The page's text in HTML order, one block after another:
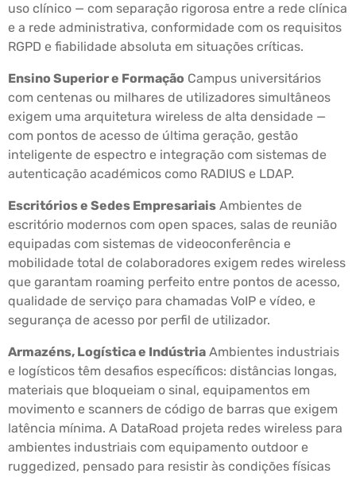
uso clínico — com separação rigorosa entre a rede clínica
e a rede administrativa, conformidade com os requisitos
RGPD e fiabilidade absoluta em situações críticas.
Ensino Superior e Formação Campus universitários
com centenas ou milhares de utilizadores simultâneos
exigem uma arquitetura wireless de alta densidade —
com pontos de acesso de última geração, gestão
inteligente de espectro e integração com sistemas de
autenticação académicos como RADIUS e LDAP.
Escritórios e Sedes Empresariais Ambientes de
escritório modernos com open spaces, salas de reunião
equipadas com sistemas de videoconferência e
mobilidade total de colaboradores exigem redes wireless
que garantam roaming perfeito entre pontos de acesso,
qualidade de serviço para chamadas VoIP e vídeo, e
segurança de acesso por perfil de utilizador.
Armazéns, Logística e Indústria Ambientes industriais
e logísticos têm desafios específicos: distâncias longas,
materiais que bloqueiam o sinal, equipamentos em
movimento e scanners de código de barras que exigem
latência mínima. A DataRoad projeta redes wireless para
ambientes industriais com equipamento outdoor e
ruggedized, pensado para resistir às condições físicas